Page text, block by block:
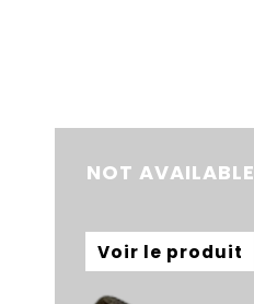
NOT AVAILABLE
Voir le produit